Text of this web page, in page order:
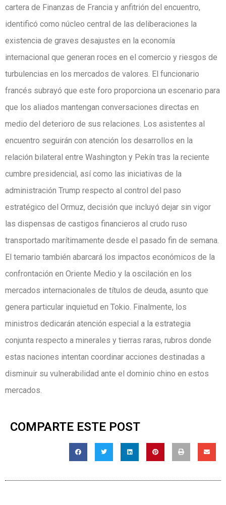
cartera de Finanzas de Francia y anfitrión del encuentro,
identificó como núcleo central de las deliberaciones la
existencia de graves desajustes en la economía
internacional que generan roces en el comercio y riesgos de
turbulencias en los mercados de valores. El funcionario
francés subrayó que este foro proporciona un escenario para
que los aliados mantengan conversaciones directas en
medio del deterioro de sus relaciones. Los asistentes al
encuentro seguirán con atención los desarrollos en la
relación bilateral entre Washington y Pekín tras la reciente
cumbre presidencial, así como las iniciativas de la
administración Trump respecto al control del paso
estratégico del Ormuz, decisión que incluyó dejar sin vigor
las dispensas de castigos financieros al crudo ruso
transportado marítimamente desde el pasado fin de semana.
El temario también abarcará los impactos económicos de la
confrontación en Oriente Medio y la oscilación en los
mercados internacionales de títulos de deuda, asunto que
genera particular inquietud en Tokio. Finalmente, los
ministros dedicarán atención especial a la estrategia
conjunta respecto a minerales y tierras raras, rubros donde
estas naciones intentan coordinar acciones destinadas a
disminuir su vulnerabilidad ante el dominio chino en estos
mercados.
COMPARTE ESTE POST